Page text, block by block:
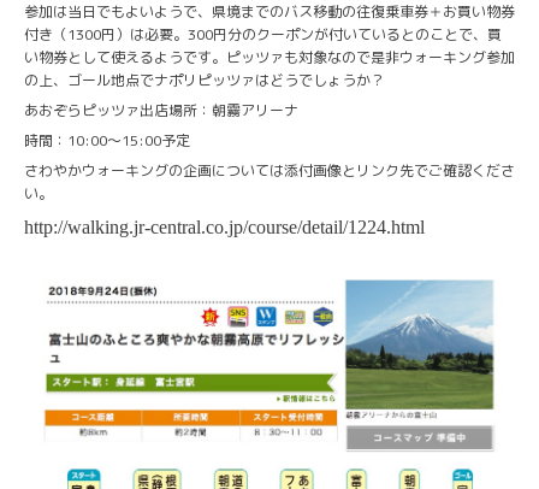
参加は当日でもよいようで、県境までのバス移動の往復乗車券＋お買い物券
付き（1300円）は必要。300円分のクーポンが付いているとのことで、買
い物券として使えるようです。ピッツァも対象なので是非ウォーキング参加
の上、ゴール地点でナポリピッツァはどうでしょうか？
あおぞらピッツァ出店場所：朝霧アリーナ
時間：10:00〜15:00予定
さわやかウォーキングの企画については添付画像とリンク先でご確認くださ
い。
http://walking.jr-central.co.jp/course/detail/1224.html